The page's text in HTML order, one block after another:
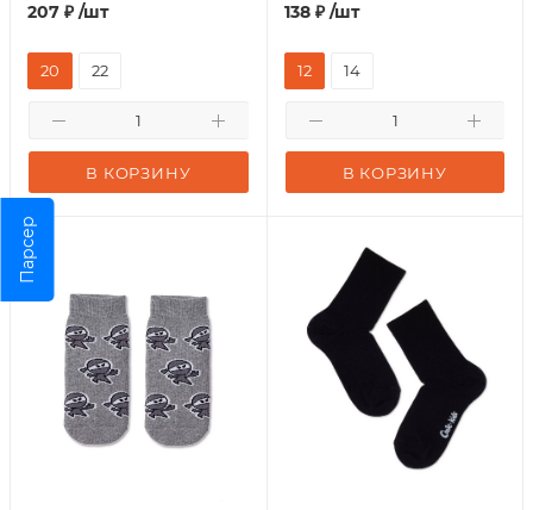
207 ₽ /шт
В КОРЗИНУ
20 22
138₽ /шт
В КОРЗИНУ
12 14
Парсер